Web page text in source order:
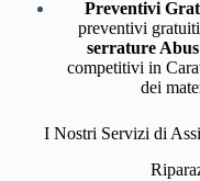
Preventivi
preventivi
serrature Abus
competitivi in
dei
I Nostri Servizi di